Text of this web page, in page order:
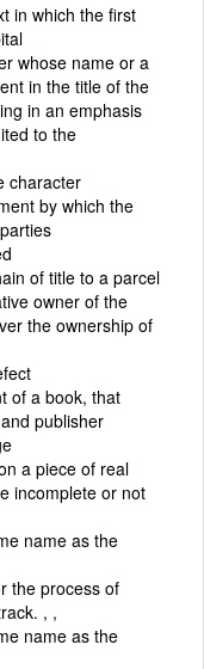
in which the first
whose name or a
in the title of the
in an emphasis
to the
character
by which the
of title to a parcel
owner of the
the ownership of
of a book, that
publisher
a piece of real
incomplete or not
name as the
the process of
, ,
name as the